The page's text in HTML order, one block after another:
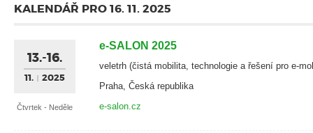
KALENDÁŘ PRO 16. 11. 2025
13.-16.
11. 2025
Čtvrtek - Neděle
e-SALON 2025
veletrh (čistá mobilita, technologie a řešení pro e-
Praha, Česká republika
e-salon.cz